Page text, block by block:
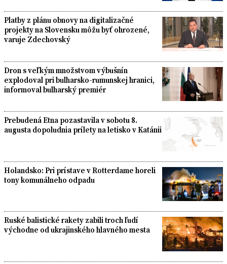
Platby z plánu obnovy na digitalizačné
projekty na Slovensku môžu byť ohrozené,
varuje Zdechovský
Dron s veľkým množstvom výbušnín
explodoval pri bulharsko-rumunskej hranici,
informoval bulharský premiér
Prebudená Etna pozastavila v sobotu 8.
augusta dopoludnia prílety na letisko v Katánii
Holandsko: Pri prístave v Rotterdame horeli
tony komunálneho odpadu
Ruské balistické rakety zabili troch ľudí
východne od ukrajinského hlavného mesta